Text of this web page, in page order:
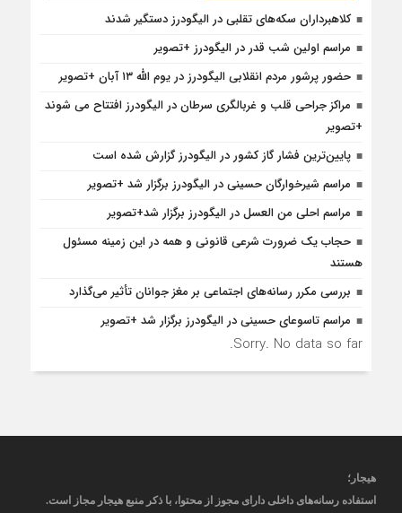
کلاهبرداران سکه‌های تقلبی در الیگودرز دستگیر شدند
مراسم اولین شب قدر در الیگودرز +تصویر
حضور پرشور مردم انقلابی الیگودرز در یوم الله ۱۳ آبان +تصویر
مراکز جراحی قلب و غربالگری سرطان در الیگودرز افتتاح می شوند
+تصویر
پایین‌ترین فشار گاز کشور در الیگودرز گزارش شده است
مراسم شیرخوارگان حسینی در الیگودرز برگزار شد +تصویر
مراسم احلی من العسل در الیگودرز برگزار شد+تصویر
حجاب یک ضرورت شرعی قانونی و همه در این زمینه مسئول
هستند
بررسی مکرر رسانه‌های اجتماعی بر مغز جوانان تأثیر می‌گذارد
مراسم تاسوعای حسینی در الیگودرز برگزار شد +تصویر
Sorry. No data so far.
هیجار ؛
استفاده رسانه‌های داخلی دارای مجوز از محتوا، با ذکر منبع هیجار مجاز است.